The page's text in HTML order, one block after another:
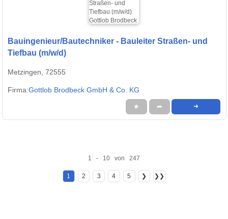
Bauingenieur/Bautechniker - Bauleiter Straßen- und
Tiefbau (m/w/d)
Metzingen, 72555
Firma:Gottlob Brodbeck GmbH & Co. KG
★ ➦ ➜
1 - 10 von 247
1 2 3 4 5 ❯ ❯❯